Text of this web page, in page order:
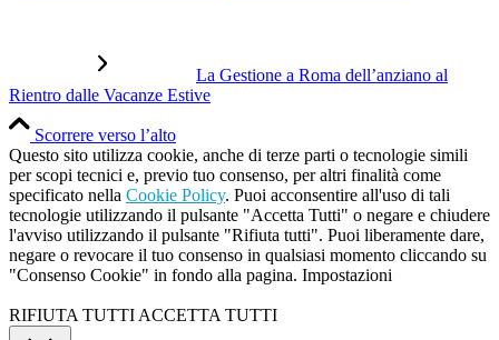
La Gestione a Roma dell’anziano al
Rientro dalle Vacanze Estive
Scorrere verso l’alto
Questo sito utilizza cookie, anche di terze parti o tecnologie simili
per scopi tecnici e, previo tuo consenso, per altri finalità come
specificato nella Cookie Policy. Puoi acconsentire all'uso di tali
tecnologie utilizzando il pulsante "Accetta Tutti" o negare e chiudere
l'avviso utilizzando il pulsante "Rifiuta tutti". Puoi liberamente dare,
negare o revocare il tuo consenso in qualsiasi momento cliccando su
"Consenso Cookie" in fondo alla pagina. Impostazioni
RIFIUTA TUTTI ACCETTA TUTTI